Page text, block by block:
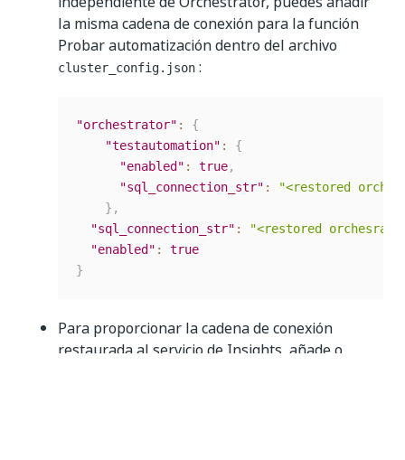
la misma cadena de conexión para la función
Probar automatización dentro del archivo
cluster_config.json :
"orchestrator" :
{
"testautomation" :
{
"enabled" : true,
"sql_connection_str" :
"<restored
} ,
"sql_connection_str" :
"<restored
"enabled" :
true
}
Para proporcionar la cadena de conexión
restaurada al servicio de Insights, añade o